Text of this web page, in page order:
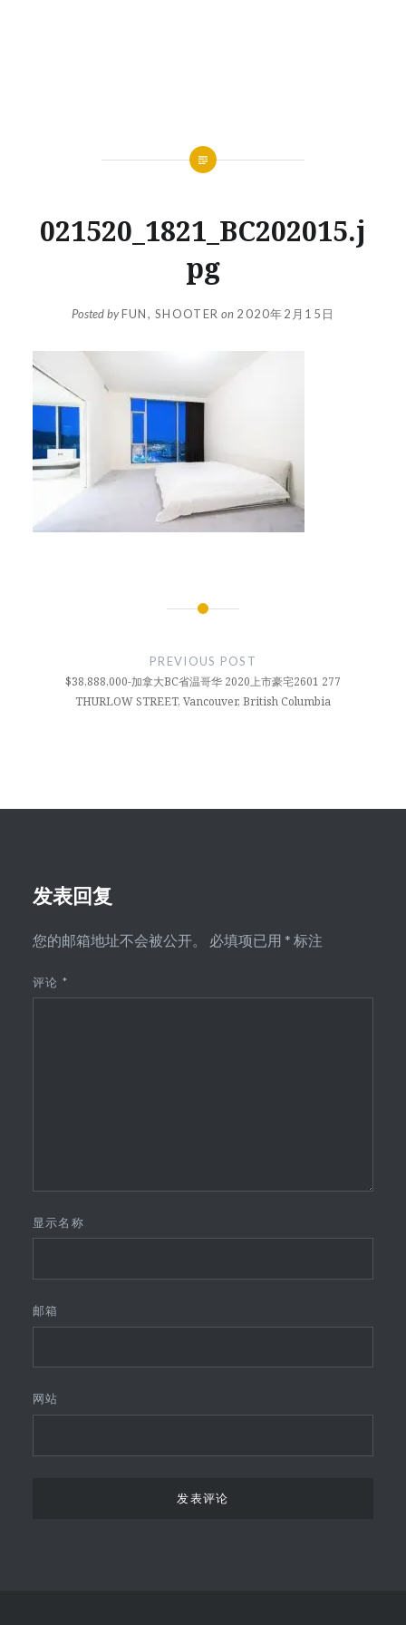
021520_1821_BC202015.j
pg
Posted byFUN, SHOOTER on 2020年2月15日
PREVIOUS POST
$38,888,000-加拿大BC省温哥华 2020上市豪宅2601 277
THURLOW STREET, Vancouver, British Columbia
发表回复
您的邮箱地址不会被公开。 必填项已用 * 标注
评论 *
显示名称
邮箱
网站